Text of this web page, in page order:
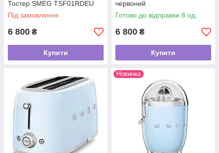
Тостер SMEG TSF01RDEU
Під замовлення
6 800 ₴
Купити
червоний
Готово до відправки 8 од.
6 800 ₴
Купити
Новинка